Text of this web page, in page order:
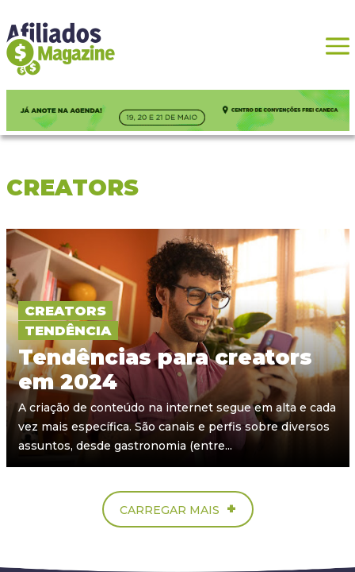
CREATORS
CREATORS
TENDÊNCIA
Tendências para creators
em 2024
A criação de conteúdo na internet segue em alta e cada
vez mais específica. São canais e perfis sobre diversos
assuntos, desde gastronomia (entre...
CARREGAR MAIS +